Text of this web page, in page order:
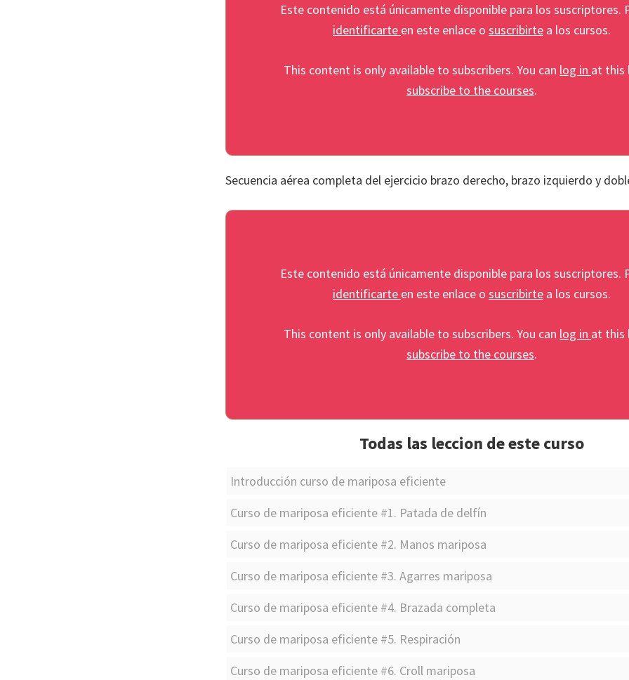
Este contenido está únicamente disponible para los suscriptores.
identificarte en este enlace o suscribirte a los cursos.
This content is only available to subscribers. You can log in at this
subscribe to the courses.
Secuencia aérea completa del ejercicio brazo derecho, brazo izquierdo y
Este contenido está únicamente disponible para los suscriptores.
identificarte en este enlace o suscribirte a los cursos.
This content is only available to subscribers. You can log in at this
subscribe to the courses.
Todas las leccion de este curso
Introducción curso de mariposa eficiente
Curso de mariposa eficiente #1. Patada de delfín
Curso de mariposa eficiente #2. Manos mariposa
Curso de mariposa eficiente #3. Agarres mariposa
Curso de mariposa eficiente #4. Brazada completa
Curso de mariposa eficiente #5. Respiración
Curso de mariposa eficiente #6. Croll mariposa